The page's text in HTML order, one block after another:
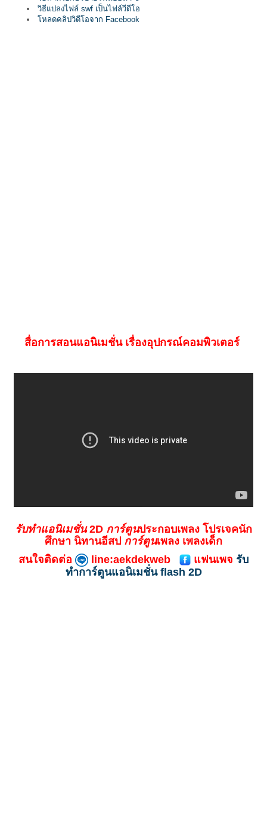
วิธีแปลงไฟล์ swf เป็นไฟล์วีดีโอ
โหลดคลิปวิดีโอจาก Facebook
สื่อการสอนแอนิเมชั่น เรื่องอุปกรณ์คอมพิวเตอร์
รับทำแอนิเมชั่น2D การ์ตูนประกอบเพลง โปรเจคนัก
ศึกษา นิทานอีสป การ์ตูนเพลง เพลงเด็ก
สนใจติดต่อ
line:aekdekweb แฟนเพจ รับ
ทําการ์ตูนแอนิเมชั่น flash 2D